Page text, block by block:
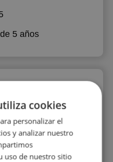
5 años
cookies
personalizar el
y analizar nuestro
uso de nuestro sitio